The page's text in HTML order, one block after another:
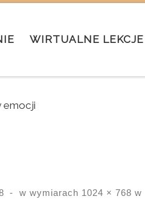
WIRTUALNE LEKCJE
emocji
- w wymiarach 1024 × 768 w